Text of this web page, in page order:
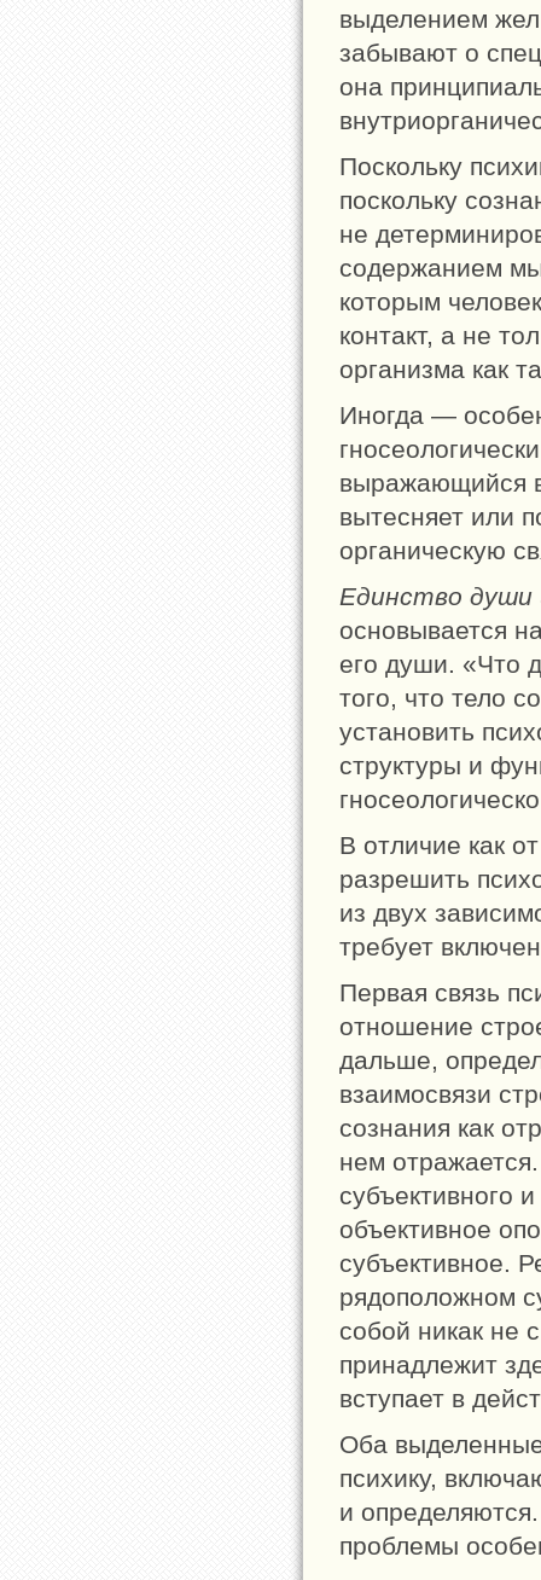
выделением
забывают о
она
Поскольку
поскольку
не
содержанием
которым
контакт, а не
организма как
Иногда —
выражающийся
вытесняет или
органическую
Единство души
основывается
его души. «Что
того, что тело
установить
структуры и
В отличие как
разрешить
из двух
требует
Первая связь
отношение
дальше,
взаимосвязи
сознания как
нем
субъективного
объективное
субъективное.
рядоположном
собой никак не
принадлежит
вступает в
Оба
психику,
и
проблемы